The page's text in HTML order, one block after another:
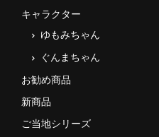
キャラクター
ゆもみちゃん
ぐんまちゃん
お勧め商品
新商品
ご当地シリーズ